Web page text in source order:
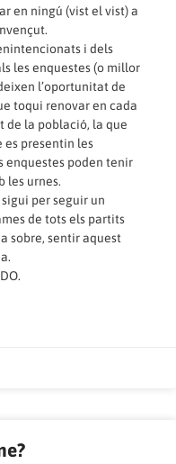
en ningú (vist el vist) a
i dels
les enquestes (o millor
l’oportunitat de
toqui renovar en cada
de la població, la que
es presentin les
enquestes poden tenir
les urnes.
per seguir un
de tots els partits
sobre, sentir aquest